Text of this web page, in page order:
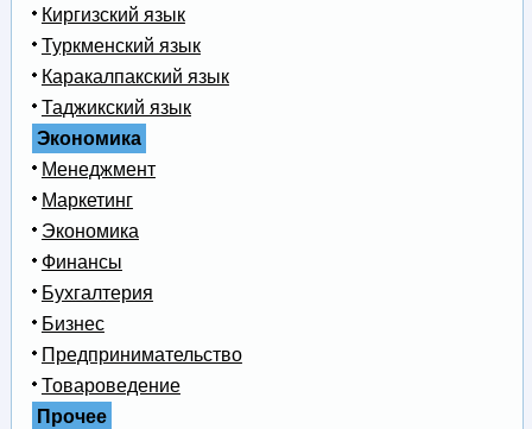
Киргизский язык
Туркменский язык
Каракалпакский язык
Таджикский язык
Экономика
Менеджмент
Маркетинг
Экономика
Финансы
Бухгалтерия
Бизнес
Предпринимательство
Товароведение
Прочее